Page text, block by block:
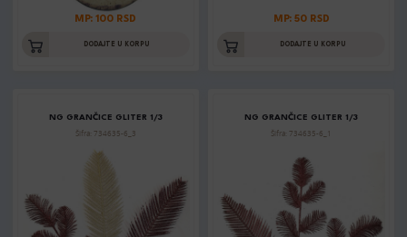
MP: 100 RSD
DODAJTE U KORPU
MP: 50 RSD
DODAJTE U KORPU
NG GRANČICE GLITER 1/3
Šifra: 734635-6_3
NG GRANČICE GLITER 1/3
Šifra: 734635-6_1